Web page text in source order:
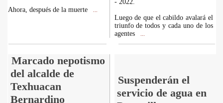
Ahora, después de la muerte
- 2022.
Luego de que el cabildo avalará el
triunfo de todos y cada uno de los
agentes
Marcado nepotismo
del alcalde de
Texhuacan
Bernardino
Suspenderán el
servicio de agua en